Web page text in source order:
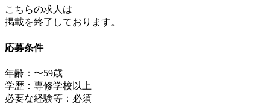
こちらの求人は
掲載を終了しております。
応募条件
年齢：〜59歳
学歴：専修学校以上
必要な経験等：必須